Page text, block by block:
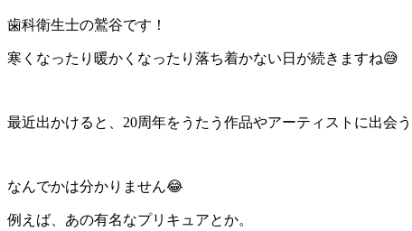
歯科衛生士の鷲谷です！
寒くなったり暖かくなったり落ち着かない日が続きますね
最近出かけると、20周年をうたう作品やアーティストに出会
なんでかは分かりません😂
例えば、あの有名なプリキュアとか。